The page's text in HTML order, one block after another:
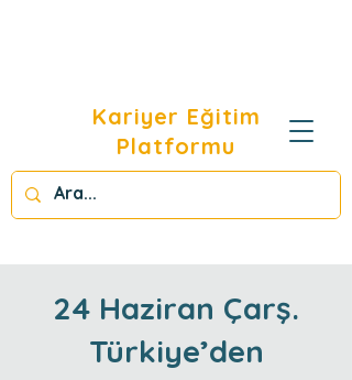
Kariyer Eğitim
Platformu
24 Haziran Çarş.
Türkiye’den